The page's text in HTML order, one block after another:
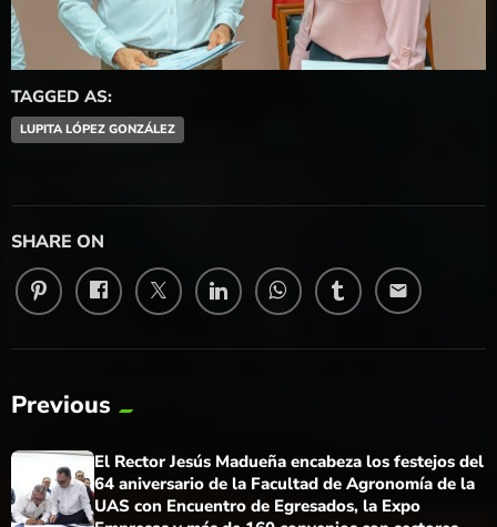
TAGGED AS:
LUPITA LÓPEZ GONZÁLEZ
SHARE ON
email
Previous
El Rector Jesús Madueña encabeza los festejos del
64 aniversario de la Facultad de Agronomía de la
UAS con Encuentro de Egresados, la Expo